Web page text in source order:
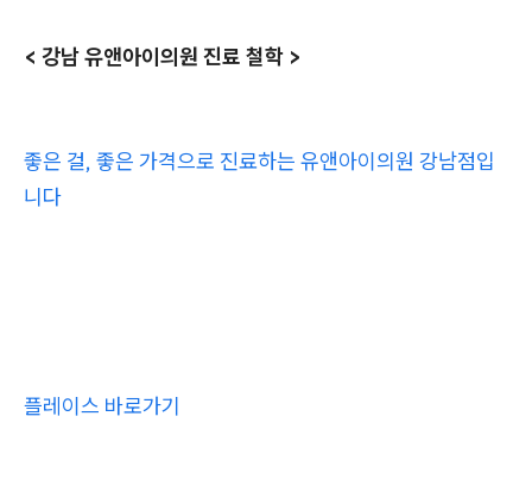
< 강남 유앤아이의원 진료 철학 >
좋은 걸, 좋은 가격으로 진료하는 유앤아이의원 강남점입
니다
플레이스 바로가기